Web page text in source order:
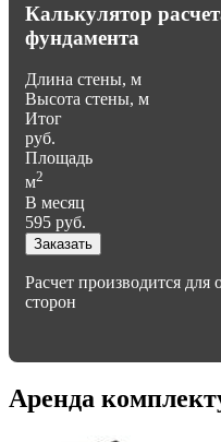
Калькулятор
фундамента
Длина стены, м
Высота стены, м
Итог
руб.
Площадь
м2
В месяц
595 руб.
Заказать
Расчет производится
сторон
Аренда